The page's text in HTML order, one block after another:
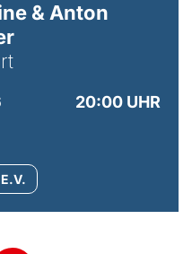
& Anton
20:00 UHR